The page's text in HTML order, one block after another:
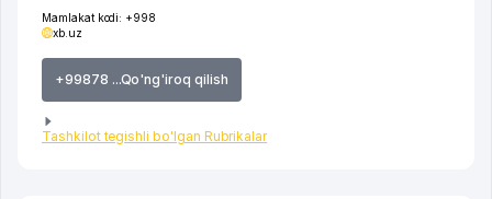
Mamlakat kodi: +998
xb.uz
+99878 ...Qo'ng'iroq qilish
Tashkilot tegishli bo'lgan Rubrikalar